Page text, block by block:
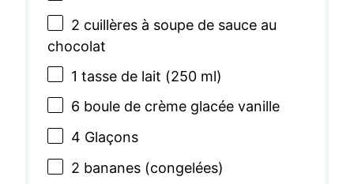
2 cuillères à soupe de sauce au
chocolat
1 tasse de lait (250ml)
6 boule de crème glacée vanille
4 Glaçons
2 bananes (congelées)